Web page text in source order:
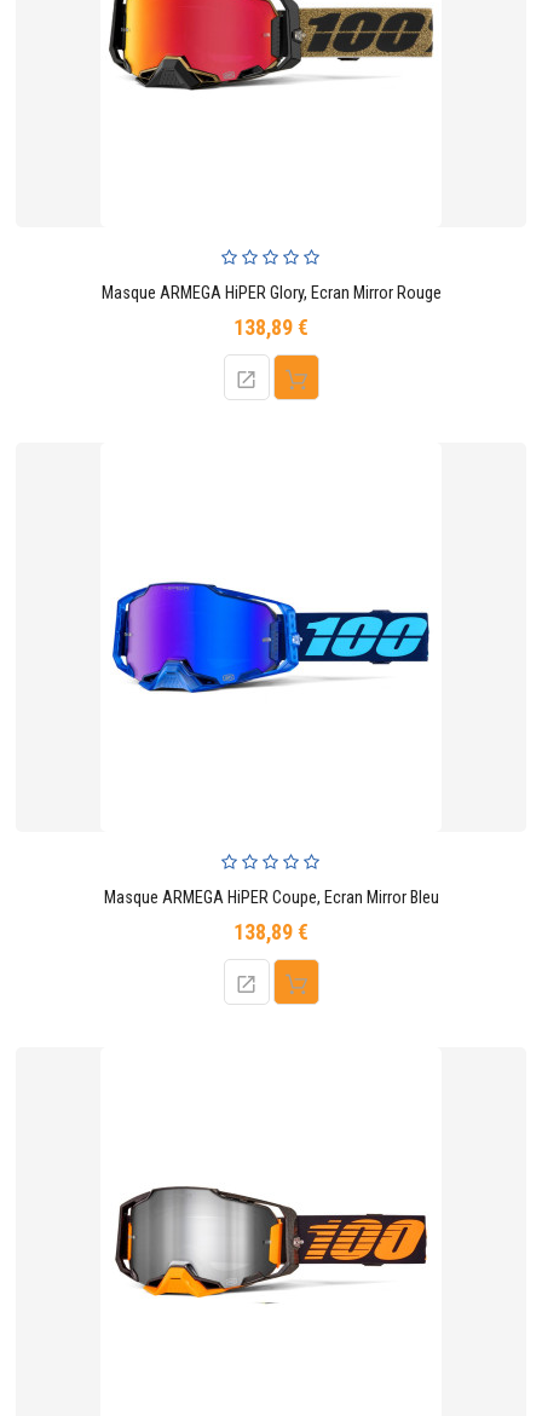
Masque ARMEGA HiPER Glory, Ecran Mirror Rouge
138,89 €
Masque ARMEGA HiPER Coupe, Ecran Mirror Bleu
138,89 €